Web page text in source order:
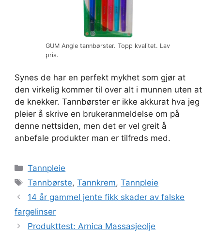
GUM Angle tannbørster. Topp kvalitet. Lav
pris.
Synes de har en perfekt mykhet som gjør at
den virkelig kommer til over alt i munnen uten at
de knekker. Tannbørster er ikke akkurat hva jeg
pleier å skrive en brukeranmeldelse om på
denne nettsiden, men det er vel greit å
anbefale produkter man er tilfreds med.
Kategorier
Tannpleie
Stikkord
Tannbørste,Tannkrem,Tannpleie
14 år gammel jente fikk skader av falske
fargelinser
Produkttest: Arnica Massasjeolje